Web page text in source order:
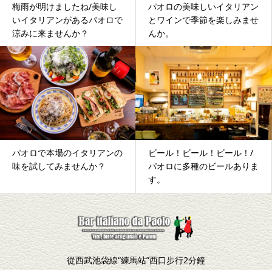
梅雨が明けましたね/美味し
いイタリアンがあるパオロで
涼みに来ませんか？
パオロの美味しいイタリアン
とワインで季節を楽しみませ
んか。
パオロで本場のイタリアンの
味を試してみませんか？
ビール！ビール！ビール！/
パオロに多種のビールありま
す。
從西武池袋線“練馬站”西口步行2分鐘